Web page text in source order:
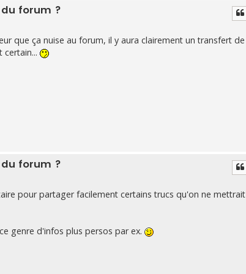
du forum ?
que ça nuise au forum, il y aura clairement un transfert de
du forum ?
pour partager facilement certains trucs qu'on ne mettrait
genre d'infos plus persos par ex.